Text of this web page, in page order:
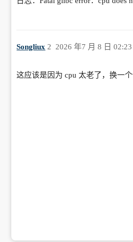
Songliux 2026 年7 月 8 日 02:23
2
这应该是因为 cpu 太老了，换一个